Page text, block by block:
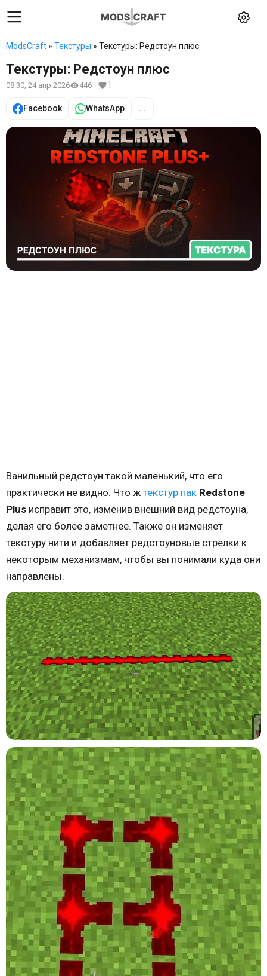
ModsCraft » Текстуры » Текстуры: Редстоун плюс
Текстуры: Редстоун плюс
08:30, 24 апр 2026 446 1
Facebook WhatsApp ...
Ванильный редстоун такой маленький, что его
практически не видно. Что ж текстур пак Redstone
Plus исправит это, изменив внешний вид редстоуна,
делая его более заметнее. Также он изменяет
текстуру нити и добавляет редстоуновые стрелки к
некоторым механизмам, чтобы вы понимали куда они
направлены.